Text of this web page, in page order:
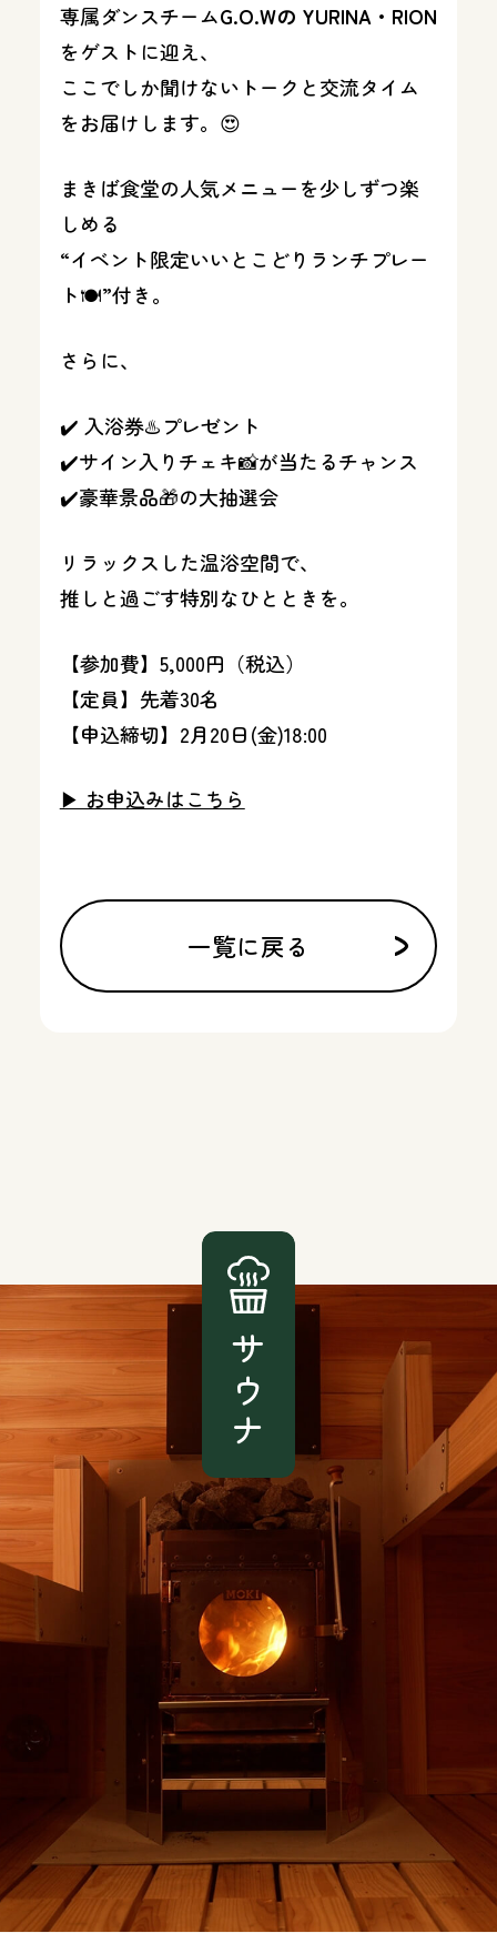
専属ダンスチームG.O.Wの YURINA・RION
をゲストに迎え、
ここでしか聞けないトークと交流タイム
をお届けします。😍
まきば食堂の人気メニューを少しずつ楽
しめる
“イベント限定いいとこどりランチプレー
ト🍽️”付き。
さらに、
✔️ 入浴券♨️プレゼント
✔️サイン入りチェキ📸が当たるチャンス
✔️豪華景品🎁の大抽選会
リラックスした温浴空間で、
推しと過ごす特別なひとときを。
【参加費】5,000円（税込）
【定員】先着30名
【申込締切】2月20日(金)18:00
▶︎ お申込みはこちら
一覧に戻る
サウナ